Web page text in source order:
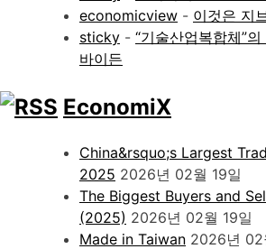
economicview - 이것은 지
sticky - “기술산업복합체”
바이든
EconomiX
China&rsquo;s Largest
2025 2026년 02월 19일
The Biggest Buyers and
(2025) 2026년 02월 19일
Made in Taiwan 2026년 02